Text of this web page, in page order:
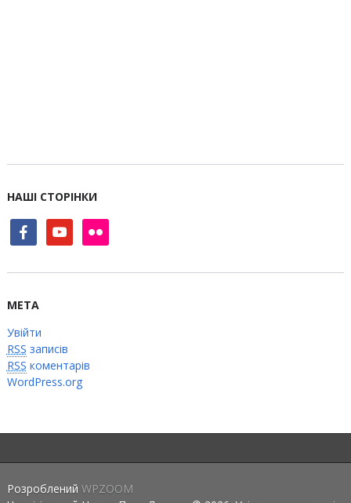
НАШІ СТОРІНКИ
facebookyoutube flickr
МЕТА
Увійти
RSS записів
RSS коментарів
WordPress.org
Розроблений WPZOOM